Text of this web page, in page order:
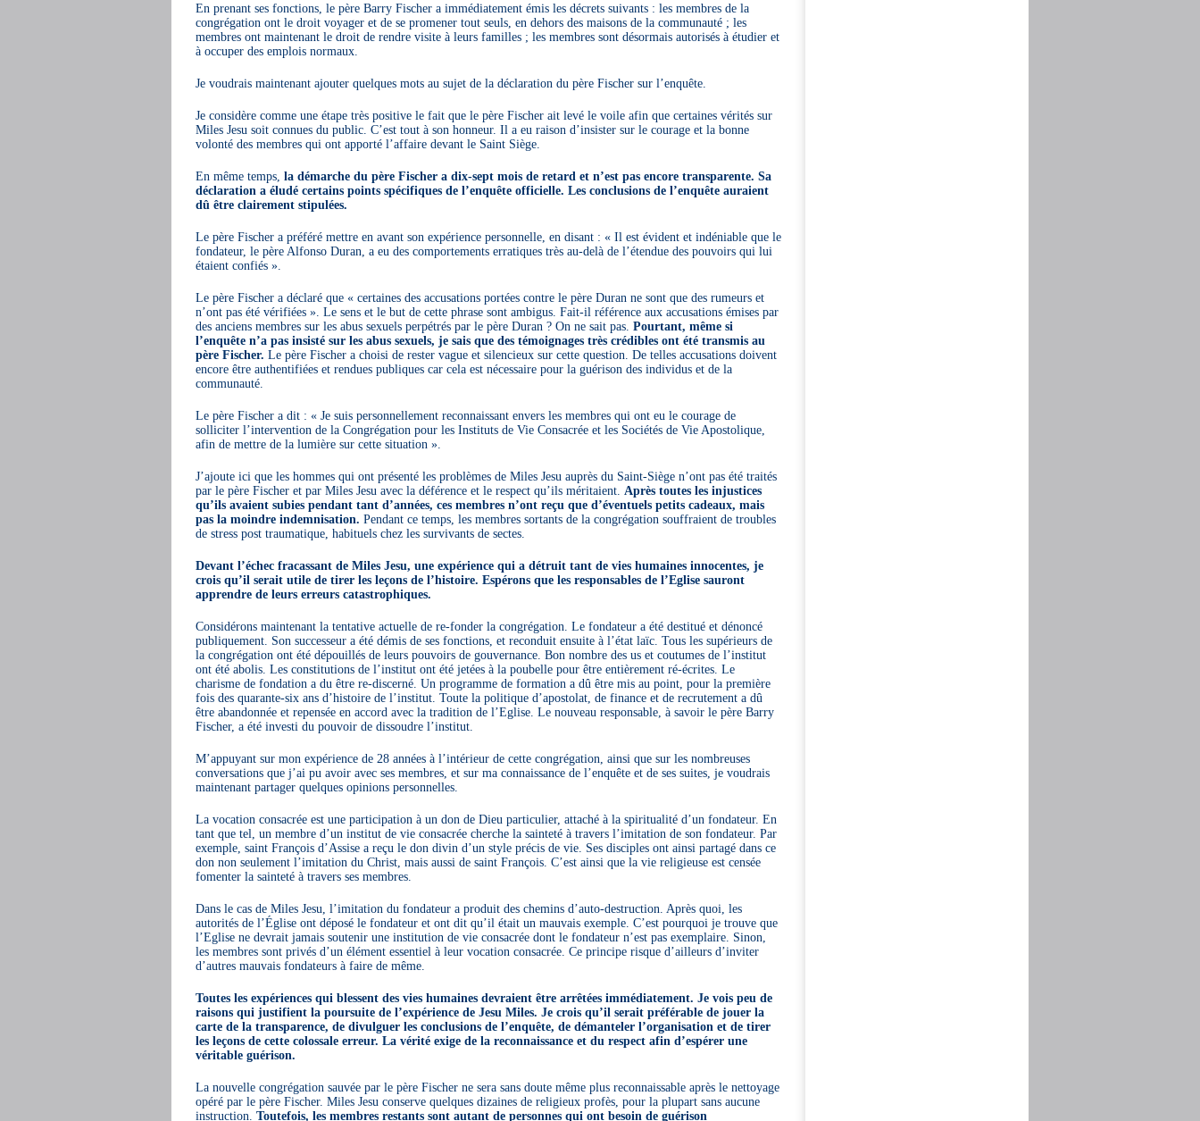
En prenant ses fonctions, le père Barry Fischer a immédiatement émis les décrets suivants : les membres de la
congrégation ont le droit voyager et de se promener tout seuls, en dehors des maisons de la communauté ; les
membres ont maintenant le droit de rendre visite à leurs familles ; les membres sont désormais autorisés à étudier et
à occuper des emplois normaux.
Je voudrais maintenant ajouter quelques mots au sujet de la déclaration du père Fischer sur l’enquête.
Je considère comme une étape très positive le fait que le père Fischer ait levé le voile afin que certaines vérités sur
Miles Jesu soit connues du public. C’est tout à son honneur. Il a eu raison d’insister sur le courage et la bonne
volonté des membres qui ont apporté l’affaire devant le Saint Siège.
En même temps, la démarche du père Fischer a dix-sept mois de retard et n’est pas encore transparente. Sa
déclaration a éludé certains points spécifiques de l’enquête officielle. Les conclusions de l’enquête auraient
dû être clairement stipulées.
Le père Fischer a préféré mettre en avant son expérience personnelle, en disant : « Il est évident et indéniable que le
fondateur, le père Alfonso Duran, a eu des comportements erratiques très au-delà de l’étendue des pouvoirs qui lui
étaient confiés ».
Le père Fischer a déclaré que « certaines des accusations portées contre le père Duran ne sont que des rumeurs et
n’ont pas été vérifiées ». Le sens et le but de cette phrase sont ambigus. Fait-il référence aux accusations émises par
des anciens membres sur les abus sexuels perpétrés par le père Duran ? On ne sait pas. Pourtant, même si
l’enquête n’a pas insisté sur les abus sexuels, je sais que des témoignages très crédibles ont été transmis au
père Fischer. Le père Fischer a choisi de rester vague et silencieux sur cette question. De telles accusations doivent
encore être authentifiées et rendues publiques car cela est nécessaire pour la guérison des individus et de la
communauté.
Le père Fischer a dit : « Je suis personnellement reconnaissant envers les membres qui ont eu le courage de
solliciter l’intervention de la Congrégation pour les Instituts de Vie Consacrée et les Sociétés de Vie Apostolique,
afin de mettre de la lumière sur cette situation ».
J’ajoute ici que les hommes qui ont présenté les problèmes de Miles Jesu auprès du Saint-Siège n’ont pas été traités
par le père Fischer et par Miles Jesu avec la déférence et le respect qu’ils méritaient. Après toutes les injustices
qu’ils avaient subies pendant tant d’années, ces membres n’ont reçu que d’éventuels petits cadeaux, mais
pas la moindre indemnisation. Pendant ce temps, les membres sortants de la congrégation souffraient de troubles
de stress post traumatique, habituels chez les survivants de sectes.
Devant l’échec fracassant de Miles Jesu, une expérience qui a détruit tant de vies humaines innocentes, je
crois qu’il serait utile de tirer les leçons de l’histoire. Espérons que les responsables de l’Eglise sauront
apprendre de leurs erreurs catastrophiques.
Considérons maintenant la tentative actuelle de re-fonder la congrégation. Le fondateur a été destitué et dénoncé
publiquement. Son successeur a été démis de ses fonctions, et reconduit ensuite à l’état laïc. Tous les supérieurs de
la congrégation ont été dépouillés de leurs pouvoirs de gouvernance. Bon nombre des us et coutumes de l’institut
ont été abolis. Les constitutions de l’institut ont été jetées à la poubelle pour être entièrement ré-écrites. Le
charisme de fondation a du être re-discerné. Un programme de formation a dû être mis au point, pour la première
fois des quarante-six ans d’histoire de l’institut. Toute la politique d’apostolat, de finance et de recrutement a dû
être abandonnée et repensée en accord avec la tradition de l’Eglise. Le nouveau responsable, à savoir le père Barry
Fischer, a été investi du pouvoir de dissoudre l’institut.
M’appuyant sur mon expérience de 28 années à l’intérieur de cette congrégation, ainsi que sur les nombreuses
conversations que j’ai pu avoir avec ses membres, et sur ma connaissance de l’enquête et de ses suites, je voudrais
maintenant partager quelques opinions personnelles.
La vocation consacrée est une participation à un don de Dieu particulier, attaché à la spiritualité d’un fondateur. En
tant que tel, un membre d’un institut de vie consacrée cherche la sainteté à travers l’imitation de son fondateur. Par
exemple, saint François d’Assise a reçu le don divin d’un style précis de vie. Ses disciples ont ainsi partagé dans ce
don non seulement l’imitation du Christ, mais aussi de saint François. C’est ainsi que la vie religieuse est censée
fomenter la sainteté à travers ses membres.
Dans le cas de Miles Jesu, l’imitation du fondateur a produit des chemins d’auto-destruction. Après quoi, les
autorités de l’Église ont déposé le fondateur et ont dit qu’il était un mauvais exemple. C’est pourquoi je trouve que
l’Eglise ne devrait jamais soutenir une institution de vie consacrée dont le fondateur n’est pas exemplaire. Sinon,
les membres sont privés d’un élément essentiel à leur vocation consacrée. Ce principe risque d’ailleurs d’inviter
d’autres mauvais fondateurs à faire de même.
Toutes les expériences qui blessent des vies humaines devraient être arrêtées immédiatement. Je vois peu de
raisons qui justifient la poursuite de l’expérience de Jesu Miles. Je crois qu’il serait préférable de jouer la
carte de la transparence, de divulguer les conclusions de l’enquête, de démanteler l’organisation et de tirer
les leçons de cette colossale erreur. La vérité exige de la reconnaissance et du respect afin d’espérer une
véritable guérison.
La nouvelle congrégation sauvée par le père Fischer ne sera sans doute même plus reconnaissable après le nettoyage
opéré par le père Fischer. Miles Jesu conserve quelques dizaines de religieux profès, pour la plupart sans aucune
instruction. Toutefois, les membres restants sont autant de personnes qui ont besoin de guérison